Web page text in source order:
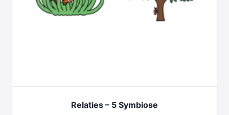
Relaties – 5 Symbiose